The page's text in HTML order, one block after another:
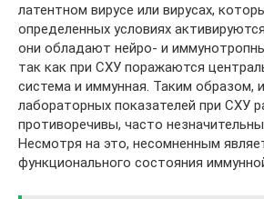
латентном вирусе или вирусах,
определенных условиях
они обладают нейро- и
так как при СХУ поражаются
система и иммунная. Таким образом,
лабораторных показателей при СХУ
противоречивы, часто
Несмотря на это, несомненным
функционального состояния